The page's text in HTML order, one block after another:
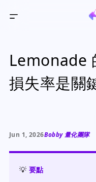
Lemonade
損失率是關
Jun 1, 2026Bobby 量化團隊
💡 要點